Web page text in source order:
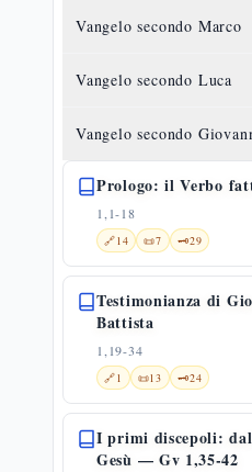
Vangelo secondo Marco
Vangelo secondo Luca
Vangelo secondo
Prologo: il Verbo
1,1-18
🔗14 📜7 🗝️29
Testimonianza di
Battista
1,19-34
🔗1 📜13 🗝️24
I primi discepoli:
Gesù — Gv 1,35-42